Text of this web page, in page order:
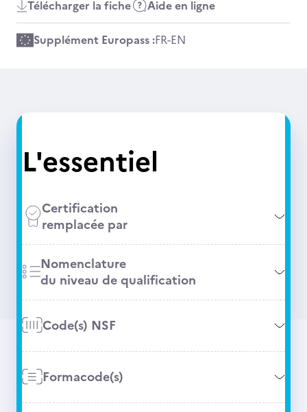
Télécharger la fiche Aide en ligne
Supplément Europass :FR-EN
L'essentiel
Certification
remplacée par
Nomenclature
du niveau de qualification
Code(s) NSF
Formacode(s)